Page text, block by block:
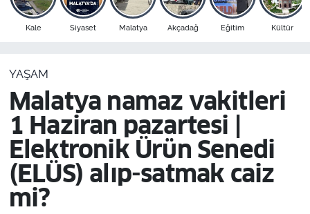
Kale Siyaset Malatya Akçadağ Eğitim Kültür
YAŞAM
Malatya namaz vakitleri
1 Haziran pazartesi |
Elektronik Ürün Senedi
(ELÜS) alıp-satmak caiz
mi?
Bölge
Resmi İlanlar
Süper Lig Puan Durumu ve Fikstür
Son Dakika Haberleri
Haber Arşivi